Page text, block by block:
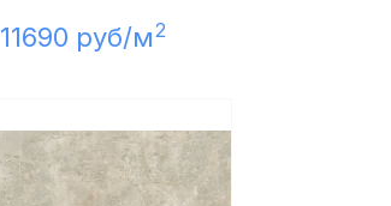
11690 руб/м2